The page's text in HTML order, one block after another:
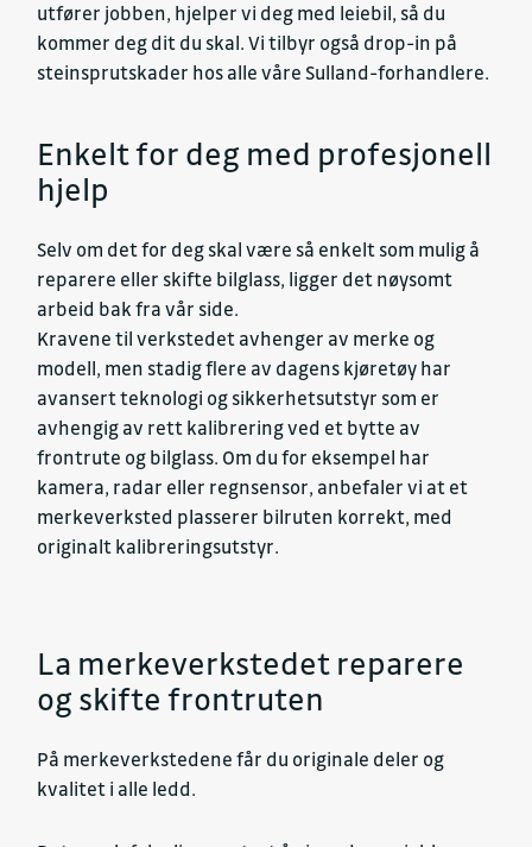
utfører jobben, hjelper vi deg med leiebil, så du
kommer deg dit du skal. Vi tilbyr også drop-in på
steinsprutskader hos alle våre Sulland-forhandlere.
Enkelt for deg med profesjonell
hjelp
Selv om det for deg skal være så enkelt som mulig å
reparere eller skifte bilglass, ligger det nøysomt
arbeid bak fra vår side.
Kravene til verkstedet avhenger av merke og
modell, men stadig flere av dagens kjøretøy har
avansert teknologi og sikkerhetsutstyr som er
avhengig av rett kalibrering ved et bytte av
frontrute og bilglass. Om du for eksempel har
kamera, radar eller regnsensor, anbefaler vi at et
merkeverksted plasserer bilruten korrekt, med
originalt kalibreringsutstyr.
La merkeverkstedet reparere
og skifte frontruten
På merkeverkstedene får du originale deler og
kvalitet i alle ledd.